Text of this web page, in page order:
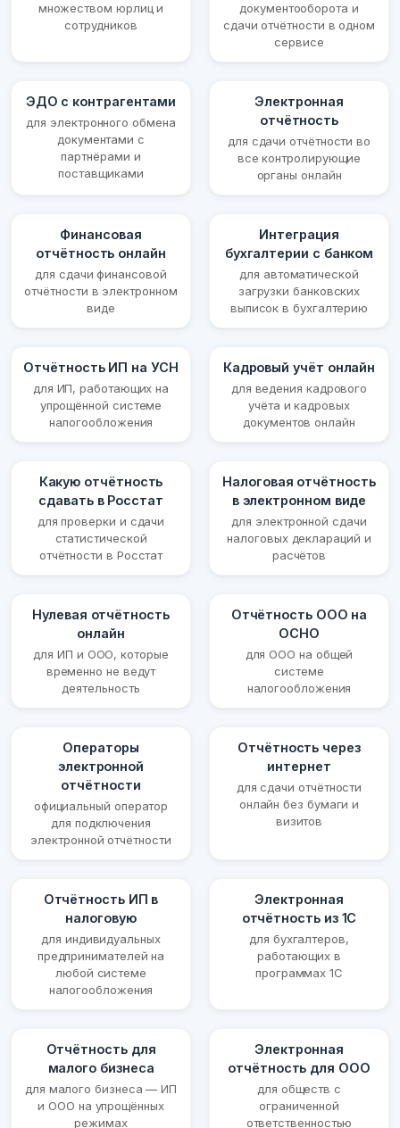
множеством юрлиц и
сотрудников
документооборота и
сдачи отчётности в одном
сервисе
ЭДО с контрагентами
для электронного обмена
документами с
партнёрами и
поставщиками
Электронная
отчётность
для сдачи отчётности во
все контролирующие
органы онлайн
Финансовая
отчётность онлайн
для сдачи финансовой
отчётности в электронном
виде
Интеграция
бухгалтерии с банком
для автоматической
загрузки банковских
выписок в бухгалтерию
Отчётность ИП на УСН
для ИП, работающих на
упрощённой системе
налогообложения
Кадровый учёт онлайн
для ведения кадрового
учёта и кадровых
документов онлайн
Какую отчётность
сдавать в Росстат
для проверки и сдачи
статистической
отчётности в Росстат
Налоговая отчётность
в электронном виде
для электронной сдачи
налоговых деклараций и
расчётов
Нулевая отчётность
онлайн
для ИП и ООО, которые
временно не ведут
деятельность
Отчётность ООО на
ОСНО
для ООО на общей
системе
налогообложения
Операторы
электронной
отчётности
официальный оператор
для подключения
электронной отчётности
Отчётность через
интернет
для сдачи отчётности
онлайн без бумаги и
визитов
Отчётность ИП в
налоговую
для индивидуальных
предпринимателей на
любой системе
налогообложения
Электронная
отчётность из 1С
для бухгалтеров,
работающих в
программах 1С
Отчётность для
малого бизнеса
для малого бизнеса — ИП
и ООО на упрощённых
режимах
Электронная
отчётность для ООО
для обществ с
ограниченной
ответственностью